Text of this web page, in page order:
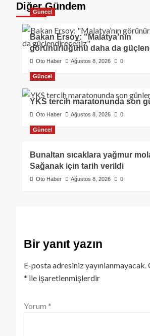
Diğer Gündem
Güncel
Bakan Ersoy: "Malatya’nın
görünürlüğünü daha da
Oto Haber Ağustos 8, 2026 0
Güncel
YKS tercih maratonunda son
Oto Haber Ağustos 8, 2026 0
Güncel
Bunaltan sıcaklara yağmur
Sağanak için tarih verildi
Oto Haber Ağustos 8, 2026 0
Bir yanıt yazın
E-posta adresiniz yayınlanmayacak.
* ile işaretlenmişlerdir
Yorum *